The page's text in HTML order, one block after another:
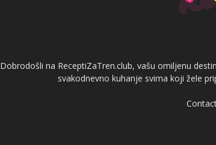
Dobrodošli na ReceptiZaTren.club, vašu omiljenu
svakodnevno kuhanje svima koji žele